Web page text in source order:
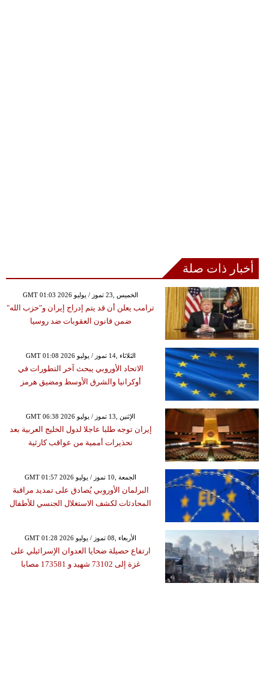
أخبار ذات صلة
GMT 01:03 2026 الخميس ,23 تموز / يوليو
ترامب يعلن أن قد يتم إدراج إيران و"حزب الله"
ضمن قانون العقوبات ضد روسيا
GMT 01:08 2026 الثلاثاء ,14 تموز / يوليو
الاتحاد الأوروبي يبحث آخر التطورات في
أوكرانيا والشرق الأوسط ومضيق هرمز
GMT 06:38 2026 الإثنين ,13 تموز / يوليو
إيران توجه طلبا عاجلا لدول الخليج العربية بعد
تحذيرات أممية من عواقب كارثية
GMT 01:57 2026 الجمعة ,10 تموز / يوليو
البرلمان الأوروبي يُصادق على تمديد مراقبة
المحادثات لكشف الاستغلال الجنسي للأطفال
GMT 01:28 2026 الأربعاء ,08 تموز / يوليو
ارتفاع حصيلة ضحايا العدوان الإسرائيلي على
غزة إلى 73102 شهيد و 173581 مصابا